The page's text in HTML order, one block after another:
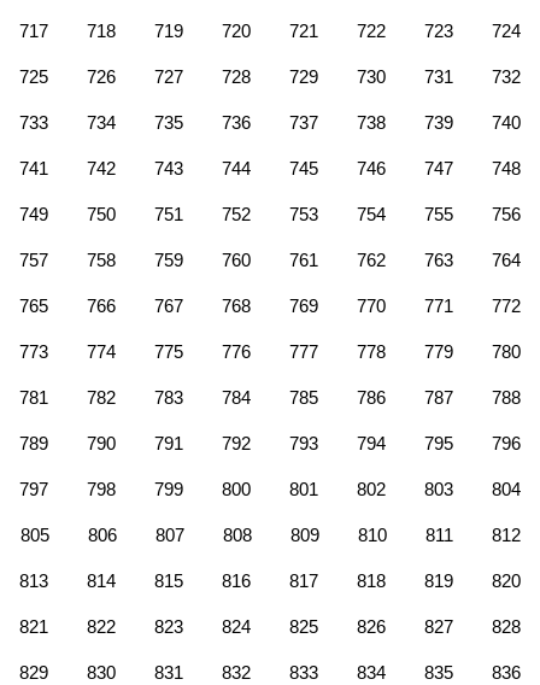
717 718 719 720 721 722 723 724
725 726 727 728 729 730 731 732
733 734 735 736 737 738 739 740
741 742 743 744 745 746 747 748
749 750 751 752 753 754 755 756
757 758 759 760 761 762 763 764
765 766 767 768 769 770 771 772
773 774 775 776 777 778 779 780
781 782 783 784 785 786 787 788
789 790 791 792 793 794 795 796
797 798 799 800 801 802 803 804
805 806 807 808 809 810 811 812
813 814 815 816 817 818 819 820
821 822 823 824 825 826 827 828
829 830 831 832 833 834 835 836